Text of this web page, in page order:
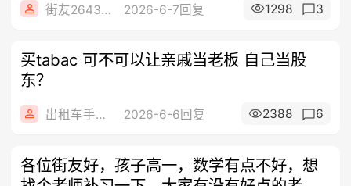
街友26432422 2026-6-7回复 1298 3
买tabac 可不可以让亲戚当老板 自己当股
东？
出租车手机0626 2026-6-6回复 2388 6
各位街友好，孩子高一，数学有点不好，想